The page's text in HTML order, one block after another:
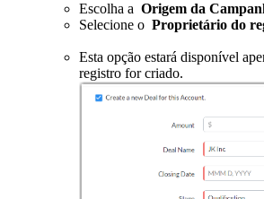
Escolha a Origem da
Selecione o Proprietário do
Esta opção estará disponível
registro for criado.